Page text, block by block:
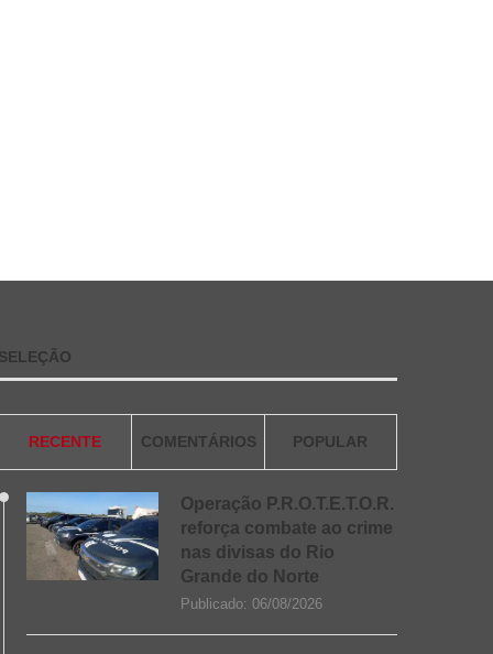
RECENTE COMENTÁRIOS POPULAR
Operação P.R.O.T.E.T.O.R.
reforça combate ao crime
nas divisas do Rio
Grande do Norte
Publicado: 06/08/2026